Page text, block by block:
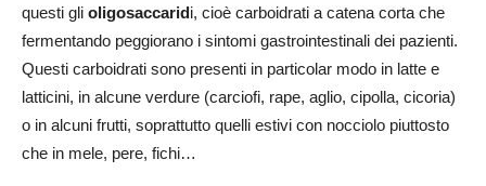
questi gli oligosaccaridi, cioè carboidrati a catena corta che
fermentando peggiorano i sintomi gastrointestinali dei pazienti.
Questi carboidrati sono presenti in particolar modo in latte e
latticini, in alcune verdure (carciofi, rape, aglio, cipolla, cicoria)
o in alcuni frutti, soprattutto quelli estivi con nocciolo piuttosto
che in mele, pere, fichi…